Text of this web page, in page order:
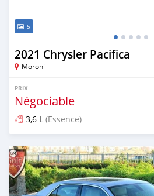
5
2021 Chrysler Pacifica
Moroni
PRIX
Négociable
3,6 L (Essence)
Publié il y a plus d'un an